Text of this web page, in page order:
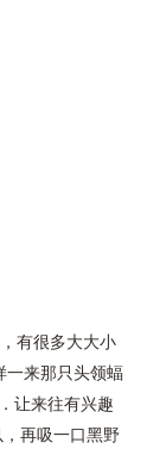
有很多大大小
一来那只头领蝠
让来往有兴趣
再吸一口黑野